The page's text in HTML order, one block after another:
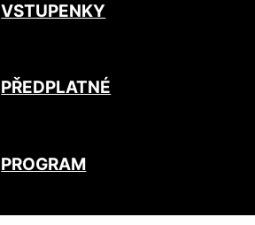
VSTUPENKY
PŘEDPLATNÉ
PROGRAM